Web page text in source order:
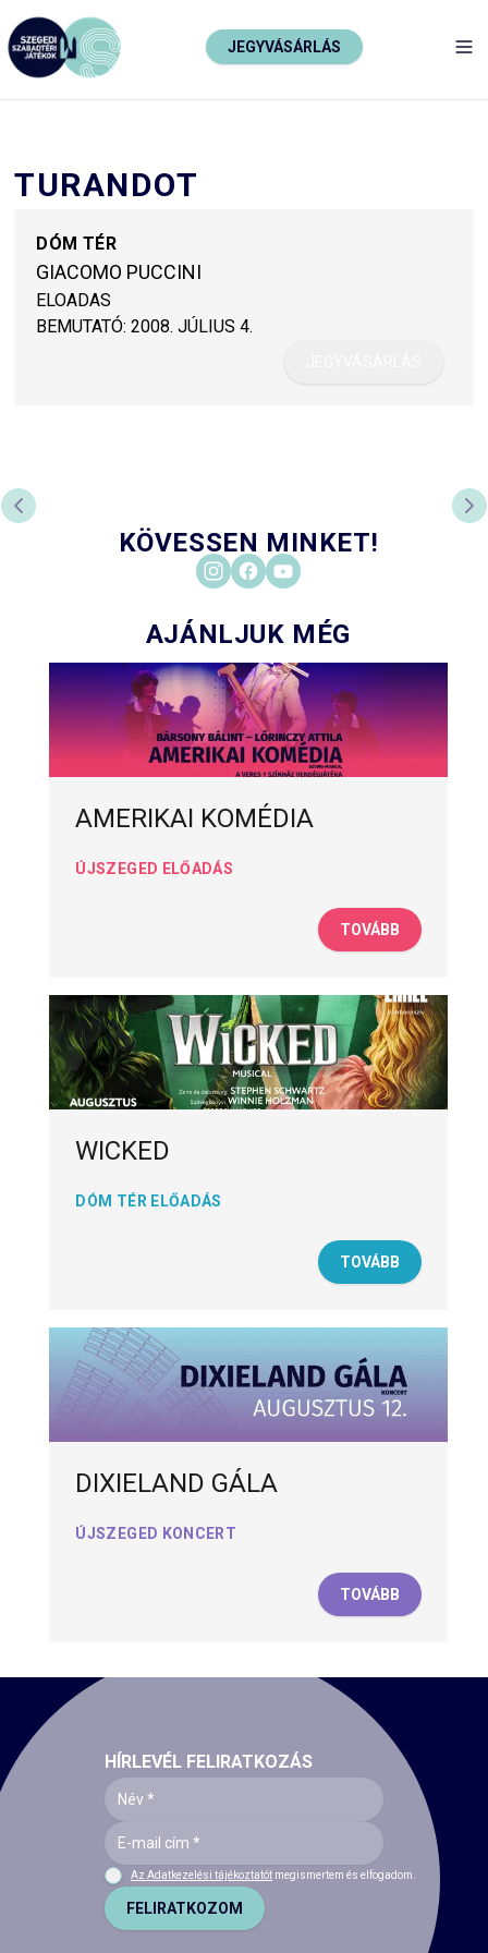
JEGYVÁSÁRLÁS
TURANDOT
DÓM TÉR
GIACOMO PUCCINI
ELOADAS
BEMUTATÓ: 2008. JÚLIUS 4.
PREVIOUS SLIDE
KÖVESSEN MINKET!
AJÁNLJUK MÉG
AMERIKAI KOMÉDIA
ÚJSZEGED ELŐADÁS
TOVÁBB
WICKED
DÓM TÉR ELŐADÁS
TOVÁBB
DIXIELAND GÁLA
ÚJSZEGED KONCERT
TOVÁBB
HÍRLEVÉL FELIRATKOZÁS
Az Adatkezelési tájékoztatót megismertem és elfogadom.
FELIRATKOZOM